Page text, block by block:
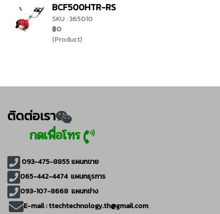
BCF500HTR-RS
SKU : 365010
฿0
(Product)
ติดต่อเรา
กดเพื่อโทร
093-475-8855แผนกขาย
065-442-4474 แผนกธุรการ
093-107-8668 แผนกช่าง
E-mail :ttechtechnology.th@gmail.com